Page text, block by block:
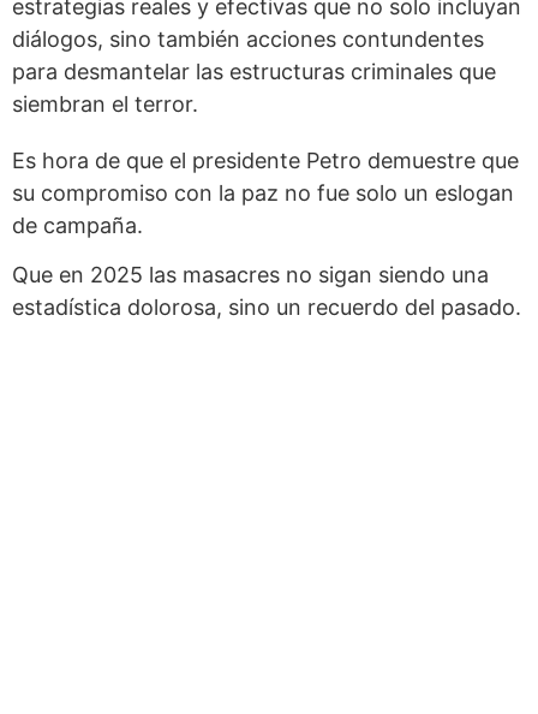
estrategias reales y efectivas que no solo incluyan
diálogos, sino también acciones contundentes
para desmantelar las estructuras criminales que
siembran el terror.
Es hora de que el presidente Petro demuestre que
su compromiso con la paz no fue solo un eslogan
de campaña.
Que en 2025 las masacres no sigan siendo una
estadística dolorosa, sino un recuerdo del pasado.